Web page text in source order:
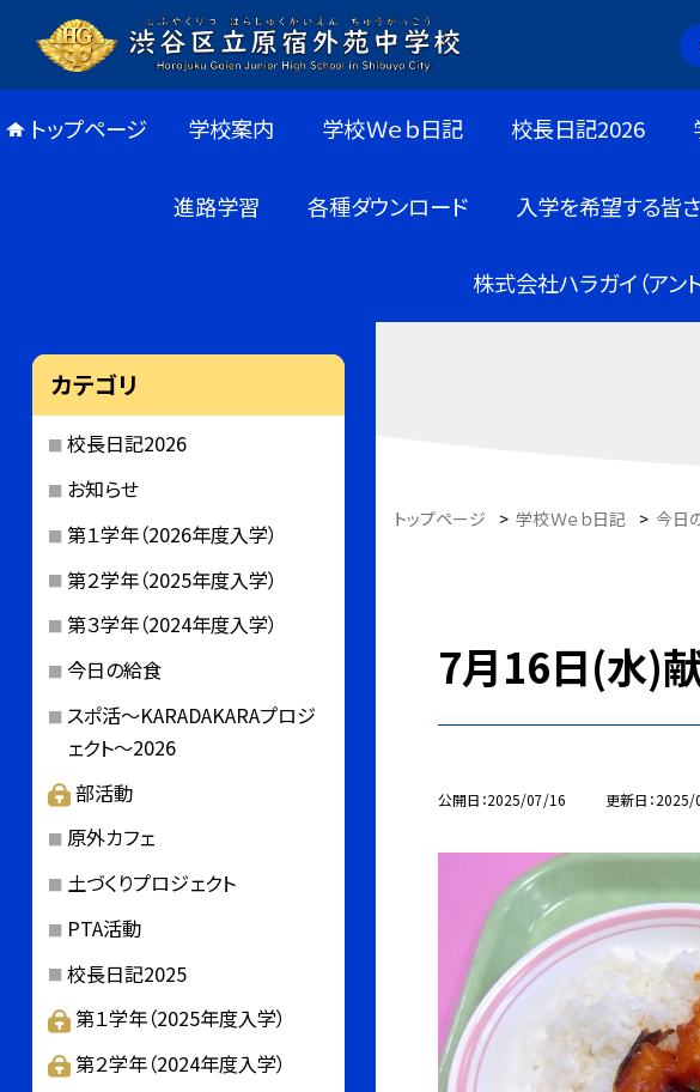
トップページ 学校案内 学校Ｗｅｂ日記 校長日記2026
進路学習 各種ダウンロード 入学を希望する皆
株式会社ハラガイ（アン
トップページ > 学校Ｗｅｂ日記 > 今日
7月16日(水)
公開日 2025/07/16 更新日 2025/
カテゴリ
校長日記2026
お知らせ
第１学年（2026年度入学）
第２学年（2025年度入学）
第３学年（2024年度入学）
今日の給食
スポ活～KARADAKARAプロジ
ェクト～2026
部活動
原外カフェ
土づくりプロジェクト
PTA活動
校長日記2025
第１学年（2025年度入学）
第２学年（2024年度入学）